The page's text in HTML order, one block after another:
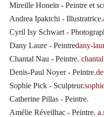
Mireille Honeïn - Peintre et
Andrea Ipaktchi - Illustratrice.
Cyril Isy Schwart -
Dany Laure - Peintredany-
Chantal Nau - Peintre.
Denis-Paul Noyer - Peintre.
Sophie Pick - Sculpteur.
Catherine Pillas - Peintre.
Amélie Réveilhac - Peintre.